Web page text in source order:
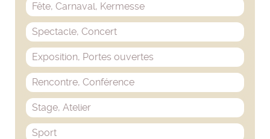
Fête, Carnaval, Kermesse
Spectacle, Concert
Exposition, Portes ouvertes
Rencontre, Conférence
Stage, Atelier
Sport